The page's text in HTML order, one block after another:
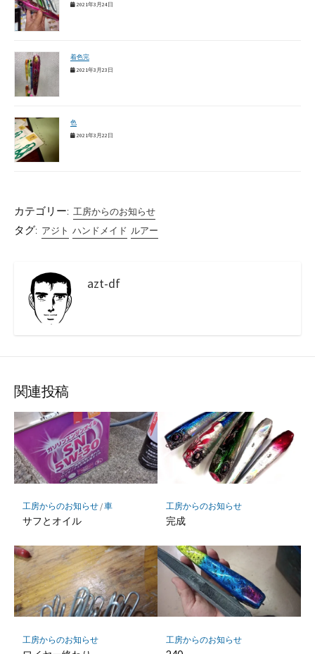
2021年3月24日
着色完
2021年3月23日
色
2021年3月22日
カテゴリー: 工房からのお知らせ
タグ: アジト ハンドメイド ルアー
azt-df
関連投稿
工房からのお知らせ/車
サフとオイル
工房からのお知らせ
完成
工房からのお知らせ 工房からのお知らせ